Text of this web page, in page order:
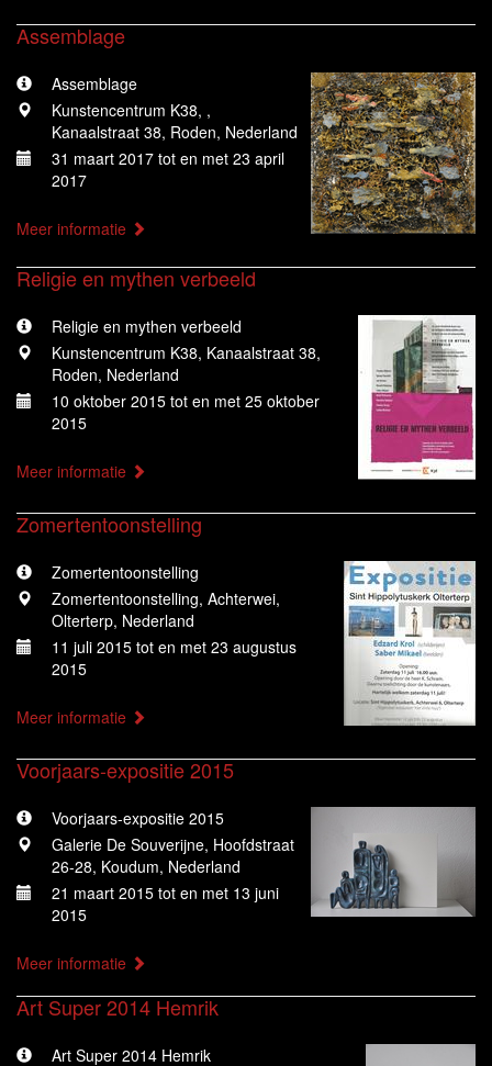
Assemblage
Assemblage
Kunstencentrum K38, ,
Kanaalstraat 38, Roden, Nederland
31 maart 2017 tot en met 23 april
2017
Meer informatie
Religie en mythen verbeeld
Religie en mythen verbeeld
Kunstencentrum K38, Kanaalstraat 38,
Roden, Nederland
10 oktober 2015 tot en met 25 oktober
2015
Meer informatie
Zomertentoonstelling
Zomertentoonstelling
Zomertentoonstelling, Achterwei,
Olterterp, Nederland
11 juli 2015 tot en met 23 augustus
2015
Meer informatie
Voorjaars-expositie 2015
Voorjaars-expositie 2015
Galerie De Souverijne, Hoofdstraat
26-28, Koudum, Nederland
21 maart 2015 tot en met 13 juni
2015
Meer informatie
Art Super 2014 Hemrik
Art Super 2014 Hemrik